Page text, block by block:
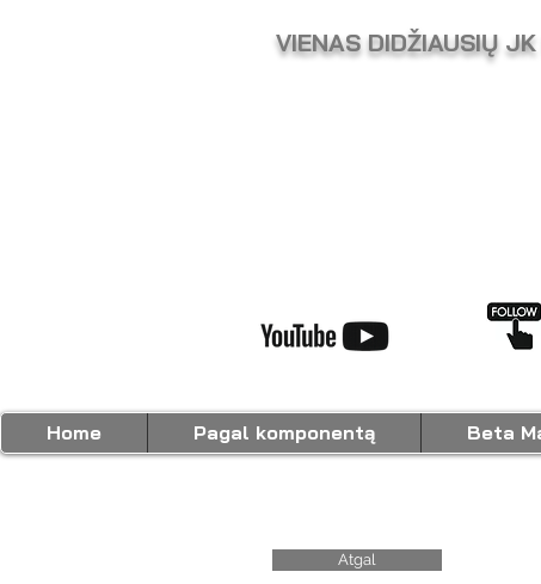
VIENAS DIDŽIAUSIŲ
Atgal
Home Pagal komponentą Beta